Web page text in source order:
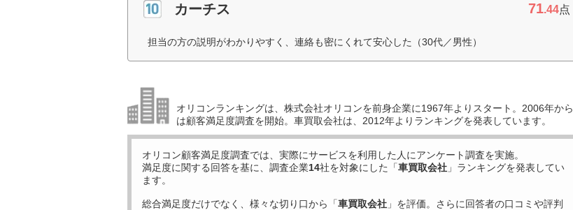
カーチス 71.44点
担当の方の説明がわかりやすく、連絡も密にくれて安心した（30代／男性）
オリコンランキングは、株式会社オリコンを前身企業に1967年よりスタート。2006年から
は顧客満足度調査を開始。車買取会社は、2012年よりランキングを発表しています。
オリコン顧客満足度調査では、実際にサービスを利用した 人にアンケート調査を実施。
満足度に関する回答を基に、調査企業14社を対象にした「車買取会社 」ランキングを発表してい
ます。
総合満足度だけでなく、様々な切り口から「車買取会社 」を評価。さらに回答者の口コミや評判